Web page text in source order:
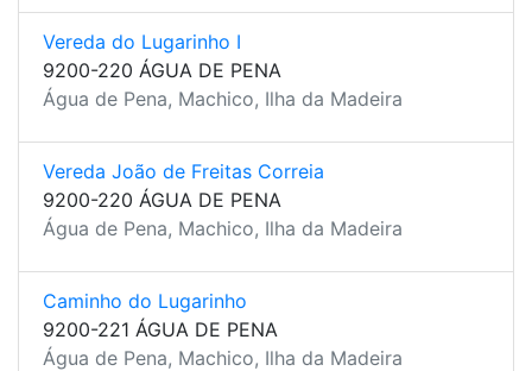
Vereda do Lugarinho I
9200-220 ÁGUA DE PENA
Água de Pena, Machico, Ilha da Madeira
Vereda João de Freitas Correia
9200-220 ÁGUA DE PENA
Água de Pena, Machico, Ilha da Madeira
Caminho do Lugarinho
9200-221 ÁGUA DE PENA
Água de Pena, Machico, Ilha da Madeira